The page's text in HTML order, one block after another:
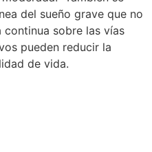
del sueño grave que no
sobre las vías
pueden reducir la
de vida.